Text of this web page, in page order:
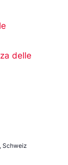
delle
Schweiz